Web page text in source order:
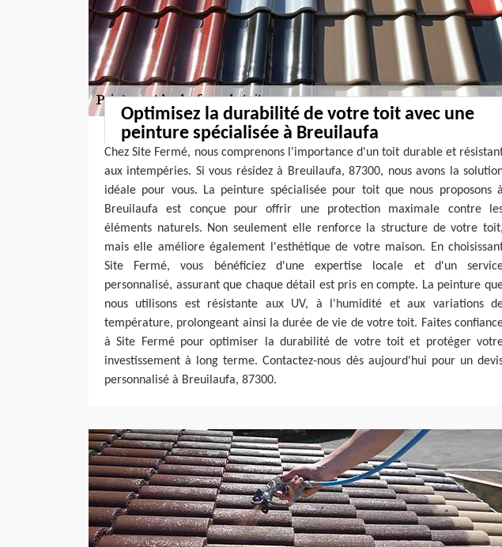
Optimisez la durabilité de votre toit avec une
peinture spécialisée à Breuilaufa
Chez Site Fermé, nous comprenons l'importance d'un toit durable et
aux intempéries. Si vous résidez à Breuilaufa, 87300, nous avons la
idéale pour vous. La peinture spécialisée pour toit que nous proposons à
Breuilaufa est conçue pour offrir une protection maximale contre
éléments naturels. Non seulement elle renforce la structure de votre toit,
mais elle améliore également l'esthétique de votre maison. En
Site Fermé, vous bénéficiez d'une expertise locale et d'un
personnalisé, assurant que chaque détail est pris en compte. La peinture
nous utilisons est résistante aux UV, à l'humidité et aux variations
température, prolongeant ainsi la durée de vie de votre toit. Faites
à Site Fermé pour optimiser la durabilité de votre toit et protéger
investissement à long terme. Contactez-nous dès aujourd'hui pour un
personnalisé à Breuilaufa, 87300.